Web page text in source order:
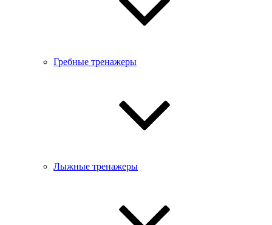
Гребные тренажеры
Лыжные тренажеры